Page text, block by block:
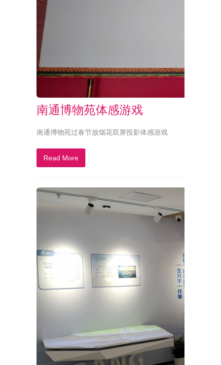
南通博物苑体感游戏
南通博物苑过春节放烟花双屏投影体感游戏
Read More